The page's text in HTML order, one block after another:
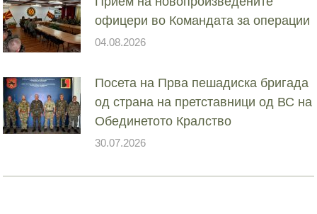
офицери во Командата за операции
04.08.2026
Посета на Прва пешадиска бригада
од страна на претставници од ВС на
Обединетото Кралство
30.07.2026